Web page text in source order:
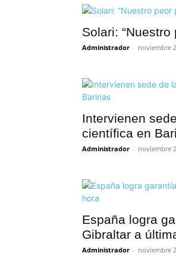
Solari: “Nuestro
Administrador - noviembre
Intervienen
científica en
Administrador - noviembre
España logra
Gibraltar a
Administrador - noviembre